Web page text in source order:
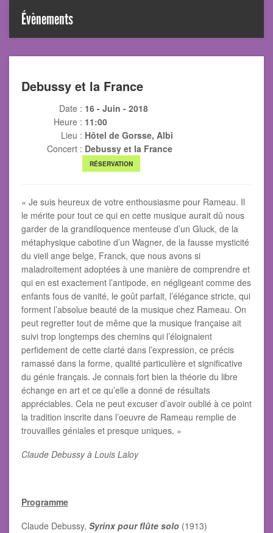
Évènements
Debussy et la France
Date : 16 - Juin - 2018
Heure : 11:00
Lieu : Hôtel de Gorsse, Albi
Concert : Debussy et la France
RÉSERVATION
« Je suis heureux de votre enthousiasme pour Rameau. Il
le mérite pour tout ce qui en cette musique aurait dû nous
garder de la grandiloquence menteuse d’un Gluck, de la
métaphysique cabotine d’un Wagner, de la fausse mysticité
du vieil ange belge, Franck, que nous avons si
maladroitement adoptées à une manière de comprendre et
qui en est exactement l’antipode, en négligeant comme des
enfants fous de vanité, le goût parfait, l’élégance stricte, qui
forment l’absolue beauté de la musique chez Rameau. On
peut regretter tout de même que la musique française ait
suivi trop longtemps des chemins qui l’éloignaient
perfidement de cette clarté dans l’expression, ce précis
ramassé dans la forme, qualité particulière et significative
du génie français. Je connais fort bien la théorie du libre
échange en art et ce qu’elle a donné de résultats
appréciables. Cela ne peut excuser d’avoir oublié à ce point
la tradition inscrite dans l’oeuvre de Rameau remplie de
trouvailles géniales et presque uniques. »
Claude Debussy à Louis Laloy
Programme
Claude Debussy, Syrinx pour flûte solo (1913)